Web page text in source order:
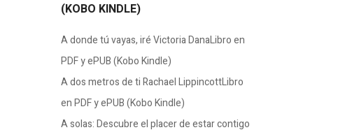
(KOBO KINDLE)
A donde tú vayas, iré Victoria DanaLibro en
PDF y ePUB (Kobo Kindle)
A dos metros de ti Rachael LippincottLibro
en PDF y ePUB (Kobo Kindle)
A solas: Descubre el placer de estar contigo